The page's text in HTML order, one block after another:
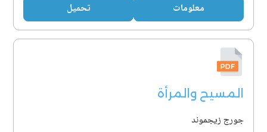
معلومات تحميل
المسيح والمرأة
جورج زيجموند